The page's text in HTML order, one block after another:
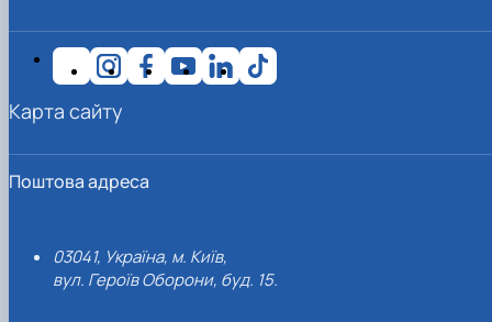
Поштова адреса
03041, Україна, м. Київ,
вул. Героїв Оборони, буд. 15.
Карта сайту